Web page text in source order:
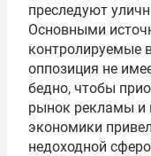
преследуют
Основными
контролируемые
оппозиция не
бедно, чтобы
рынок рекламы и
экономики
недоходной